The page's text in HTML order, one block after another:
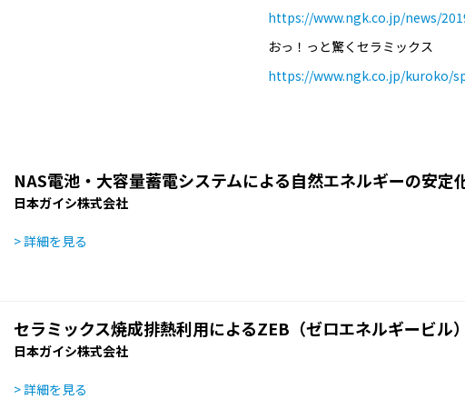
https://www.ngk.co.jp/news/
おっ！っと驚くセラミックス
https://www.ngk.co.jp/kuroko/
NAS電池・大容量蓄電システムによる自然エネルギーの安定
日本ガイシ株式会社
> 詳細を見る
セラミックス焼成排熱利用によるZEB（ゼロエネルギービル）
日本ガイシ株式会社
> 詳細を見る